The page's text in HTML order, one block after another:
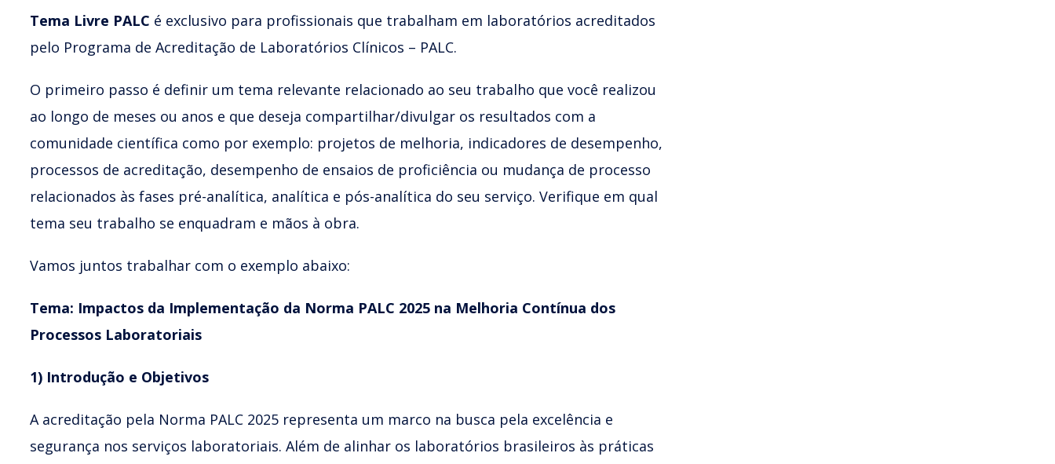
Tema Livre PALC é exclusivo para profissionais que trabalham em laboratórios acreditados
pelo Programa de Acreditação de Laboratórios Clínicos – PALC.
O primeiro passo é definir um tema relevante relacionado ao seu trabalho que você realizou
ao longo de meses ou anos e que deseja compartilhar/divulgar os resultados com a
comunidade científica como por exemplo: projetos de melhoria, indicadores de desempenho,
processos de acreditação, desempenho de ensaios de proficiência ou mudança de processo
relacionados às fases pré-analítica, analítica e pós-analítica do seu serviço. Verifique em qual
tema seu trabalho se enquadram e mãos à obra.
Vamos juntos trabalhar com o exemplo abaixo:
Tema: Impactos da Implementação da Norma PALC 2025 na Melhoria Contínua dos
Processos Laboratoriais
1) Introdução e Objetivos
A acreditação pela Norma PALC 2025 representa um marco na busca pela excelência e
segurança nos serviços laboratoriais. Além de alinhar os laboratórios brasileiros às práticas